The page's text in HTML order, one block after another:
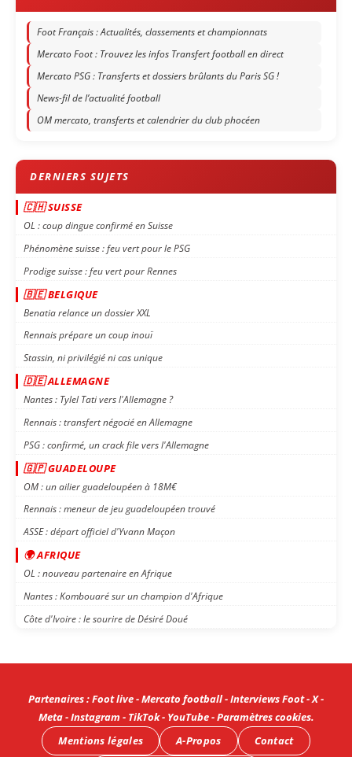
Foot Français : Actualités, classements et championnats
Mercato Foot : Trouvez les infos Transfert football en direct
Mercato PSG : Transferts et dossiers brûlants du Paris SG !
News-fil de l’actualité football
OM mercato, transferts et calendrier du club phocéen
🇨🇭 SUISSE
OL : coup dingue confirmé en Suisse
Phénomène suisse : feu vert pour le PSG
Prodige suisse : feu vert pour Rennes
🇧🇪 BELGIQUE
Benatia relance un dossier XXL
Rennais prépare un coup inouï
Stassin, ni privilégié ni cas unique
🇩🇪 ALLEMAGNE
Nantes : Tylel Tati vers l'Allemagne ?
Rennais : transfert négocié en Allemagne
PSG : confirmé, un crack file vers l'Allemagne
🇬🇵 GUADELOUPE
OM : un ailier guadeloupéen à 18M€
Rennais : meneur de jeu guadeloupéen trouvé
ASSE : départ officiel d'Yvann Maçon
🌍 AFRIQUE
OL : nouveau partenaire en Afrique
Nantes : Kombouaré sur un champion d'Afrique
Côte d'Ivoire : le sourire de Désiré Doué
Partenaires:Foot live-Mercato football-Interviews Foot-X-
Meta-Instagram - TikTok- YouTube-Paramètres cookies.
Mentions légales
A-Propos Contact